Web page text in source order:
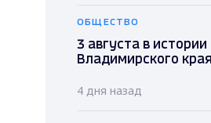
ОБЩЕСТВО
3 августа в истории
Владимирского края
4 дня назад